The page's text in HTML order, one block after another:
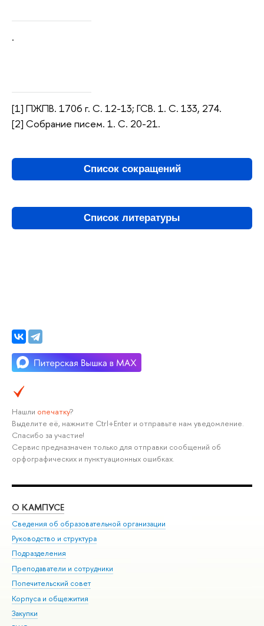
.
[1] ПЖПВ. 1706 г. С. 12-13; ГСВ. 1. С. 133, 274.
[2] Собрание писем. 1. С. 20-21.
Список сокращений
Список литературы
Нашли опечатку?
Выделите её, нажмите Ctrl+Enter и отправьте нам уведомление.
Спасибо за участие!
Сервис предназначен только для отправки сообщений об
орфографических и пунктуационных ошибках.
О КАМПУСЕ
Сведения об образовательной организации
Руководство и структура
Подразделения
Преподаватели и сотрудники
Попечительский совет
Корпуса и общежития
Закупки